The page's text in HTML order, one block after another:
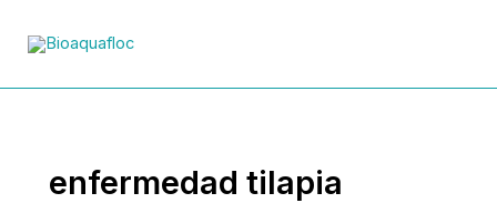
enfermedad tilapia